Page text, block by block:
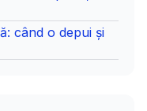
când o depui și